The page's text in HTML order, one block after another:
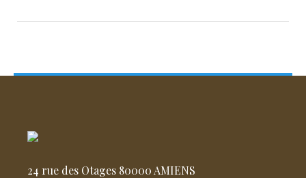
24 rue des Otages 80000 AMIENS